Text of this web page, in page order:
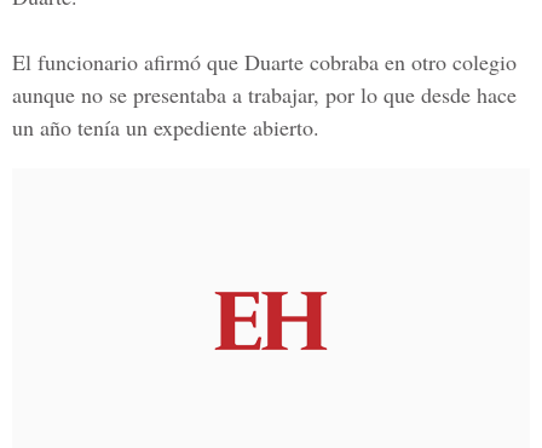
El funcionario afirmó que Duarte cobraba en otro colegio
aunque no se presentaba a trabajar, por lo que desde hace
un año tenía un expediente abierto.